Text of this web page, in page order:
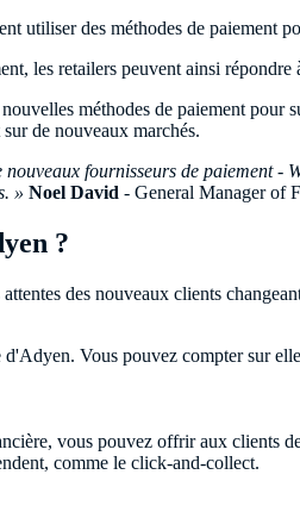
utiliser des méthodes de
les retailers peuvent ainsi
méthodes de paiement
de nouveaux marchés.
nouveaux fournisseurs de paiement
» Noel David - General Manager of
?
des nouveaux clients
Vous pouvez compter sur
vous pouvez offrir aux clients
comme le click-and-collect.